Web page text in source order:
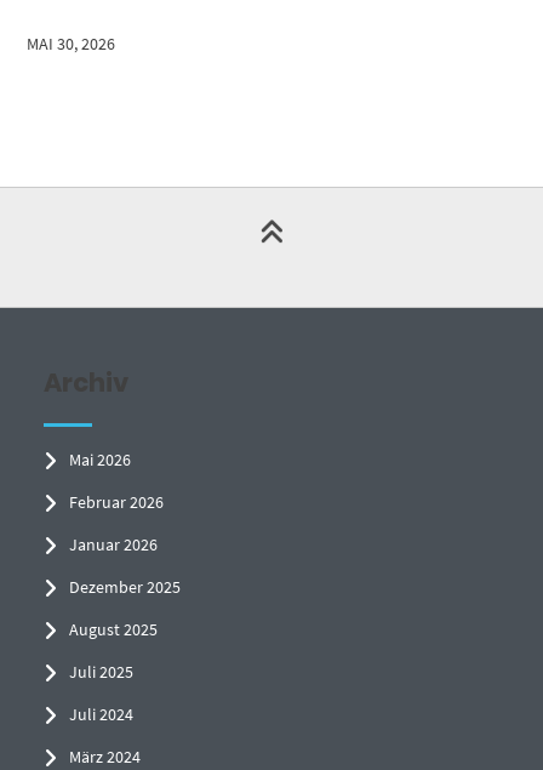
MAI 30, 2026
Archiv
Mai 2026
Februar 2026
Januar 2026
Dezember 2025
August 2025
Juli 2025
Juli 2024
März 2024